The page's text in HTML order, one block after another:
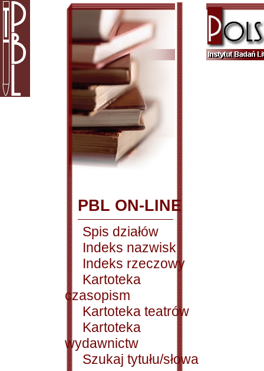
PBL ON-LINE
Spis działów
Indeks nazwisk
Indeks rzeczowy
Kartoteka
czasopism
Kartoteka teatrów
Kartoteka
wydawnictw
Szukaj tytułu/słowa